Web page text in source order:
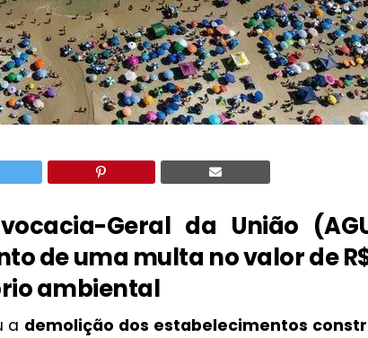
Geral da União
de uma multa no valor de
ambiental
a demolição dos estabelecimentos